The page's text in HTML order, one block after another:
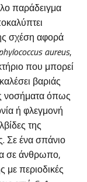
παράδειγμα
σχέση αφορά
aureus,
που μπορεί
βαριάς
νοσήματα όπως
ή φλεγμονή
της
Σε ένα σπάνιο
σε άνθρωπο,
με περιοδικές